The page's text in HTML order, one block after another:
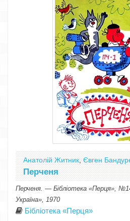
Анатолій Житник Євген
Перченя
Перченя. — Бібліотека «Перця»,
Україна», 1970
Бібліотека «Перця»